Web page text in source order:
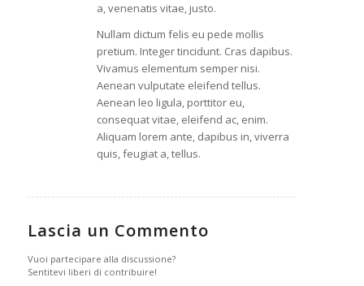
a, venenatis vitae, justo.
Nullam dictum felis eu pede mollis
pretium. Integer tincidunt. Cras dapibus.
Vivamus elementum semper nisi.
Aenean vulputate eleifend tellus.
Aenean leo ligula, porttitor eu,
consequat vitae, eleifend ac, enim.
Aliquam lorem ante, dapibus in, viverra
quis, feugiat a, tellus.
Lascia un Commento
Vuoi partecipare alla discussione?
Sentitevi liberi di contribuire!